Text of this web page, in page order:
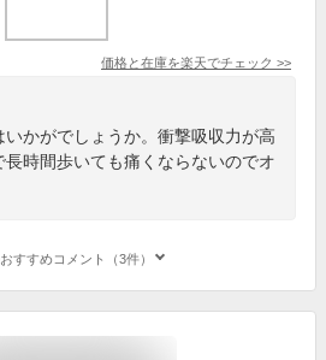
価格と在庫を楽天でチェック >>
いかがでしょうか。衝撃吸収力が高
時間歩いても痛くならないのでオ
すすめコメント（3件）